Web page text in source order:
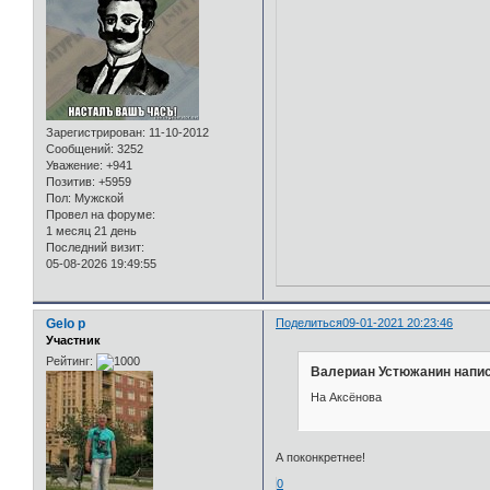
Зарегистрирован: 11-10-2012
Сообщений: 3252
Уважение: +941
Позитив: +5959
Пол: Мужской
Провел на форуме:
1 месяц 21 день
Последний визит:
05-08-2026 19:49:55
Поделиться09-01-2021 20:23:46
Gelo p
Участник
Рейтинг:
Валериан Устюжанин
На Аксёнова
А поконкретнее!
0